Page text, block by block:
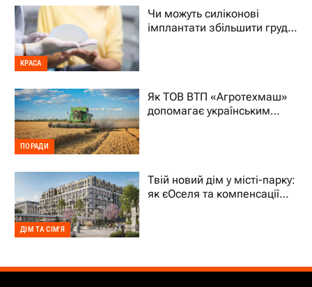
КРАСА
Чи можуть силіконові
імплантати збільшити груди
ПОРАДИ
Як ТОВ ВТП «Агротехмаш»
допомагає українським
ДІМ ТА СІМ'Я
Твій новий дім у місті-парку:
як єОселя та компенсації